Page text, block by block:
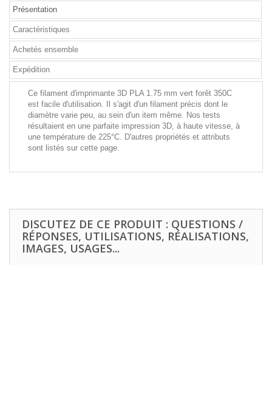
Présentation
Caractéristiques
Achetés ensemble
Expédition
Ce filament d'imprimante 3D PLA 1.75 mm vert forêt 350C
est facile d'utilisation. Il s'agit d'un filament précis dont le
diamètre varie peu, au sein d'un item même. Nos tests
résultaient en une parfaite impression 3D, à haute vitesse, à
une température de 225°C. D'autres propriétés et attributs
sont listés sur cette page.
DISCUTEZ DE CE PRODUIT : QUESTIONS /
RÉPONSES, UTILISATIONS, RÉALISATIONS,
IMAGES, USAGES...